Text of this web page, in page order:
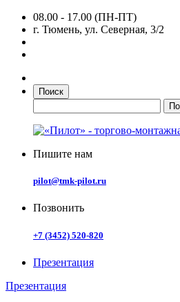
08.00 - 17.00 (ПН-ПТ)
г. Тюмень, ул. Северная, 3/2
Поиск
Пишите нам
pilot@tmk-pilot.ru
Позвонить
+7 (3452) 520-820
Презентация
Презентация